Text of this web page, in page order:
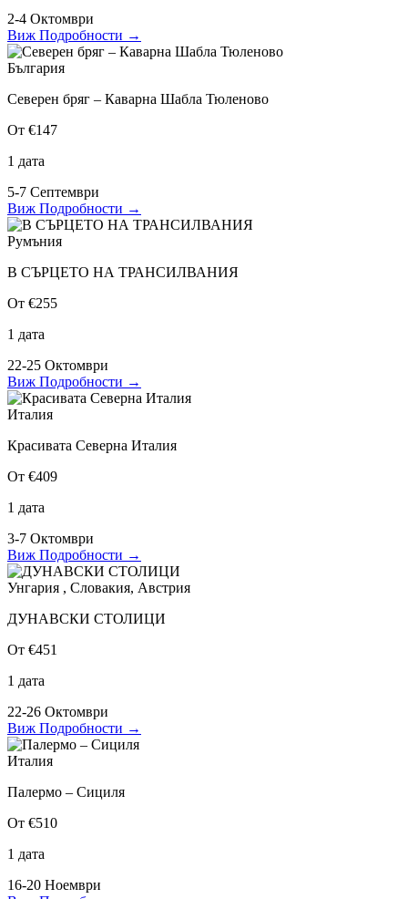
2-4 Октомври
Виж Подробности →
България
Северен бряг – Каварна Шабла Тюленово
От €147
1 дата
5-7 Септември
Виж Подробности →
Румъния
В СЪРЦЕТО НА ТРАНСИЛВАНИЯ
От €255
1 дата
22-25 Октомври
Виж Подробности →
Италия
Красивата Северна Италия
От €409
1 дата
3-7 Октомври
Виж Подробности →
Унгария , Словакия, Австрия
ДУНАВСКИ СТОЛИЦИ
От €451
1 дата
22-26 Октомври
Виж Подробности →
Италия
Палермо – Сициля
От €510
1 дата
16-20 Ноември